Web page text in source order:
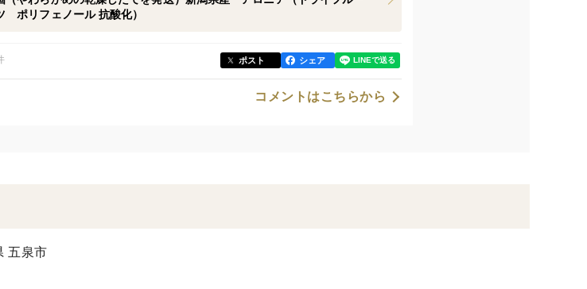
ツ ポリフェノール 抗酸化）
ポスト シェア
コメントはこちらから
五泉市